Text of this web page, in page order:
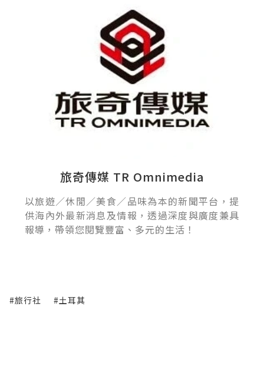
旅奇傳媒 TR Omnimedia
以旅遊／休閒／美食／品味為本的新聞平台，提
供海內外最新消息及情報，透過深度與廣度兼具
報導，帶領您閱覽豐富、多元的生活！
#旅行社 #土耳其